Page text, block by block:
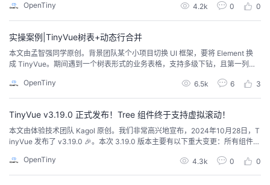
源码：https://github.com/opentiny/tiny-cli/（欢迎 Star ⭐）官网：https://ope
ntiny.design/tin...
OpenTiny 4.2k 0 0
实操案例|TinyVue树表+动态行合并
本文由孟智强同学原创。背景团队某个小项目切换 UI 框架，要将 Element 换
成 TinyVue。期间遇到一个树表形式的业务表格，支持多级下钻，且第一列有
该也不轻松，谁曾想一上手才知道——这比 Element 实现容易多了！先上最终
效果图（表格内容已脱敏处理)：显示树表TinyVue 的表格组件支持树...
OpenTiny 6.5k 6 3
TinyVue v3.19.0 正式发布！Tree 组件终于支持虚拟滚动！
本文由体验技术团队 Kagol 原创。我们非常高兴地宣布，2024年10月28日，T
inyVue 发布了 v3.19.0 🎉。本次 3.19.0 版本主要有以下重大变更：所有组件全
irtualTree 虚拟树组件。增加 VirtualScrollBox 虚拟化容器组件。增加 Stick
y 粘性布局组...
OpenTiny 4.3k 0 0